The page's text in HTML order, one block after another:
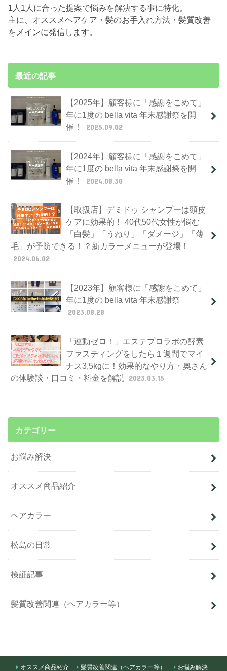
1人1人に合った提案で悩みを解決する事に特化。
主に、オススメヘアケア・髪のお手入れ方法・髪質改善
をメインに発信します。
最近の記事
【2025年】顧客様に「感謝をこめて」
年に1度の bella vita 年末感謝祭を開
催！
2025.09.02
【2024年】顧客様に「感謝をこめて」
年に1度の bella vita 年末感謝祭を開
催！
2024.08.30
【取扱店】デミドゥ シャンプーは頭皮
ケアに効果的！ 40代50代女性が悩む
「白髪」「うねり」「ダメージ」「薄
毛」が予防できる！？新カラーメニューが登場！
2024.06.02
【2023年】顧客様に「感謝をこめて」
年に1度の bella vita 年末感謝祭
2023.08.28
「運動ゼロ！」エステプロラボの酵素
ファスティングをしたら１週間でマイ
ナス3,5kgに！効果的なやり方・奥さん
の体験談・口コミ・料金を解説
2023.03.15
カテゴリー
お悩み解決
オススメ商品紹介
ヘアカラー
松島の日常
検証記事
髪質改善関連（ヘアカラー等）
オススメ商品紹介 髪質改善関連（ヘアカラー等） お悩み解決